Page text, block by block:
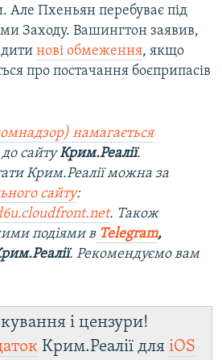
Але Пхеньян перебуває під
Заходу. Вашингтон заявив,
нові обмеження, якщо
про постачання боєприпасів
намагається
сайтуКрим.Реалії.
Крим.Реалії можна за
сайту:
. Також
подіями в Telegram,
. Рекомендуємо вам
і цензури!
Крим.Реалії для iOS